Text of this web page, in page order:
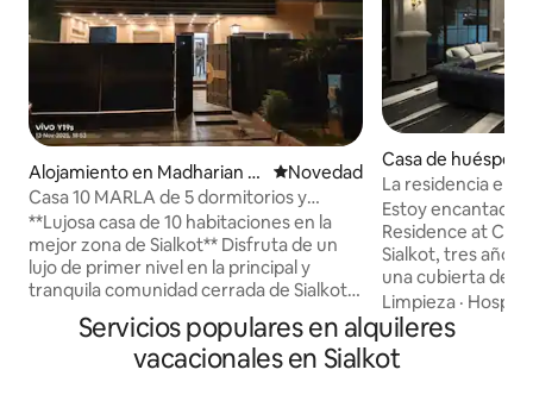
Alojamiento en Madharian W
ala Kalar
Lugar para hospedarse
Novedad
Casa 10 MARLA de 5 dormitorios y
CALIDAD SUPERIOR en Citti Housing
**Lujosa casa de 10 habitaciones en la
mejor zona de Sialkot** Disfruta de un
lujo de primer nivel en la principal y
tranquila comunidad cerrada de Sialkot.
Esta impresionante casa de 10
recámaras cuenta con amplias
habitaciones, cada una con su moderno
Casa de
an Wala Kalar
La residencia en
Estoy encantado
Residence at C-
Sialkot, tres años
una cubierta de
cuenta con una
piedra de Bali y
Los huéspedes
lujo de Jo
Limpieza ·
Servicios populares en alquileres
vacacionales en Sialkot